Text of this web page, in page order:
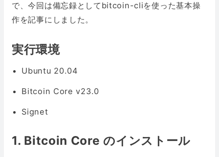
で、今回は備忘録としてbitcoin-cliを使った基本操
作を記事にしました。
実行環境
Ubuntu 20.04
Bitcoin Core v23.0
Signet
1. Bitcoin Core のインストール